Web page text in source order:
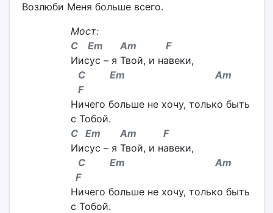
Возлюби Меня больше всего.
Мост:
C Em Am F
Иисус – я Твой, и навеки,
C Em Am
F
Ничего больше не хочу, только быть
с Тобой.
C Em Am F
Иисус – я Твой, и навеки,
C Em Am
F
Ничего больше не хочу, только быть
с Тобой.